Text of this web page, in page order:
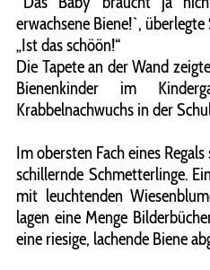
erwachsene Biene!`, überlegte
„Ist das schöön!“
Die Tapete an der Wand
Bienenkinder im
Krabbelnachwuchs in der
Im obersten Fach eines
schillernde Schmetterlinge.
mit leuchtenden
lagen eine Menge
eine riesige, lachende Biene